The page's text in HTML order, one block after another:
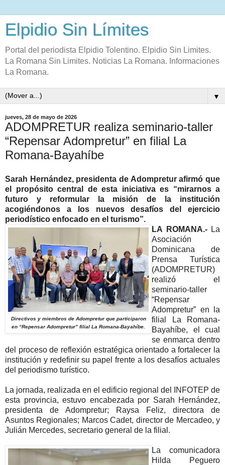
Elpidio Sin Límites
Portal del periodista Elpidio Tolentino. Elpidio Sin Limites.
La Romana Sin Limites. Noticias La Romana. Informaciones
La Romana.
▼
jueves, 28 de mayo de 2026
ADOMPRETUR realiza seminario-taller
“Repensar Adompretur” en filial La
Romana-Bayahíbe
Sarah Hernández, presidenta de Adompretur afirmó que
el propósito central de esta iniciativa es “mirarnos a
futuro y reformular la misión de la institución
acogiéndonos a los nuevos desafíos del ejercicio
periodístico enfocado en el turismo”.
Directivos y miembros de Adompretur que participaron
en “Repensar Adompretur” filial La Romana-Bayahíbe.
LA ROMANA.-La
Asociación
Dominicana de
Prensa Turística
(ADOMPRETUR)
realizó el
seminario-taller
“Repensar
Adompretur” en la
filial La Romana-
Bayahíbe, el cual
se enmarca dentro
del proceso de reflexión estratégica orientado a fortalecer la
institución y redefinir su papel frente a los desafíos actuales
del periodismo turístico.
La jornada, realizada en el edificio regional del INFOTEP de
esta provincia, estuvo encabezada por Sarah Hernández,
presidenta de Adompretur; Raysa Feliz, directora de
Asuntos Regionales; Marcos Cadet, director de Mercadeo, y
Julián Mercedes, secretario general de la filial.
La comunicadora
Hilda Peguero